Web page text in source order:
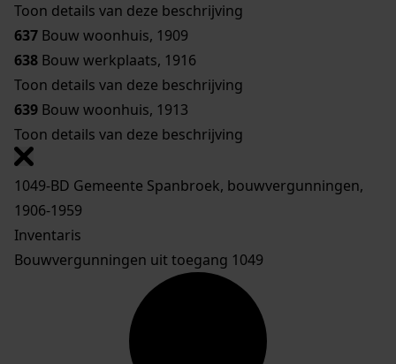
Toon details van deze beschrijving
637 Bouw woonhuis, 1909
638 Bouw werkplaats, 1916
Toon details van deze beschrijving
639 Bouw woonhuis, 1913
Toon details van deze beschrijving
1049-BD Gemeente Spanbroek, bouwvergunningen,
1906-1959
Inventaris
Bouwvergunningen uit toegang 1049